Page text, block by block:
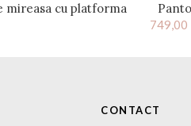
mireasa cu platforma
749,00
CONTACT